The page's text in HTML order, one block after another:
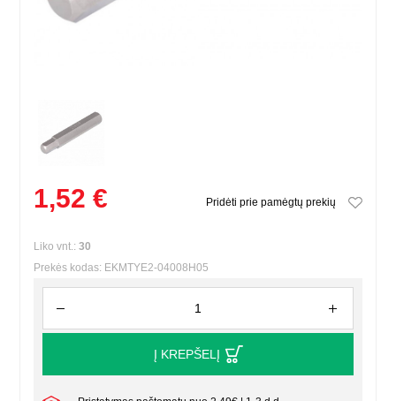
1,52 € Pridėti prie pamėgtų prekių
Liko vnt.:30
Prekės kodas: EKMTYE2-04008H05
Į KREPŠELĮ